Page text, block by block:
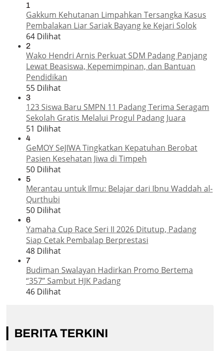
1
Gakkum Kehutanan Limpahkan Tersangka Kasus
Pembalakan Liar Sariak Bayang ke Kejari Solok
64 Dilihat
2
Wako Hendri Arnis Perkuat SDM Padang Panjang
Lewat Beasiswa, Kepemimpinan, dan Bantuan
Pendidikan
55 Dilihat
3
123 Siswa Baru SMPN 11 Padang Terima Seragam
Sekolah Gratis Melalui Progul Padang Juara
51 Dilihat
4
GeMOY SeJIWA Tingkatkan Kepatuhan Berobat
Pasien Kesehatan Jiwa di Timpeh
50 Dilihat
5
Merantau untuk Ilmu: Belajar dari Ibnu Waddah al-
Qurthubi
50 Dilihat
6
Yamaha Cup Race Seri II 2026 Ditutup, Padang
Siap Cetak Pembalap Berprestasi
48 Dilihat
7
Budiman Swalayan Hadirkan Promo Bertema
“357” Sambut HJK Padang
46 Dilihat
BERITA TERKINI